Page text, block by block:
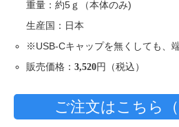
重量：約5ｇ（本体のみ)
生産国：日本
※USB-Cキャップを無くしても、
販売価格：3,520円（税込）
ご注文はこちら（